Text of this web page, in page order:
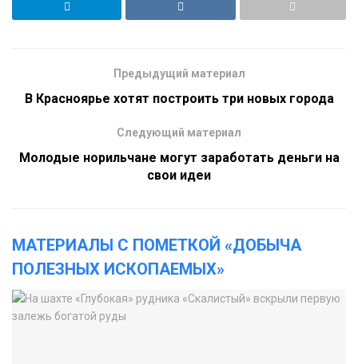
Предыдущий материал
В Красноярье хотят построить три новых города
Следующий материал
Молодые норильчане могут заработать деньги на
свои идеи
МАТЕРИАЛЫ С ПОМЕТКОЙ «ДОБЫЧА
ПОЛЕЗНЫХ ИСКОПАЕМЫХ»